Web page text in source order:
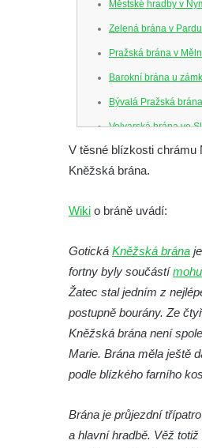
Městské hradby v
Zelená brána v
Pražská brána v
Barokní brána u
Bývalá Pražská
Velvarská brána ve
Pražská brána v
Pražská brána ve
Žatecká brána v
Městská hláska a
Dub
Česká brána v Bělé
Zámecká brána v
Barbakán Žatecké
Dolní brána v
Severní brána v
V těsné blízkosti chrámu
Kněžská brána.
Wiki o bráně uvádí:
Gotická Kněžská brána
fortny byly součástí
Žatec stal jedním z
postupně bourány. Ze
Kněžská brána není
Marie. Brána měla ještě
podle blízkého farního
Brána je průjezdní
a hlavní hradbě. Věž